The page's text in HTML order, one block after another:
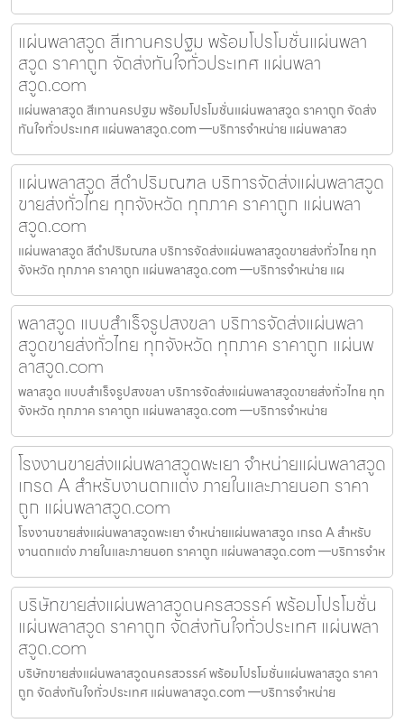
แผ่นพลาสวูด สีเทานครปฐม พร้อมโปรโมชั่นแผ่นพลา
สวูด ราคาถูก จัดส่งทันใจทั่วประเทศ แผ่นพลา
สวูด.com
แผ่นพลาสวูด สีเทานครปฐม พร้อมโปรโมชั่นแผ่นพลาสวูด ราคาถูก จัดส่ง
ทันใจทั่วประเทศ แผ่นพลาสวูด.com —บริการจำหน่าย แผ่นพลาสว
แผ่นพลาสวูด สีดำปริมณฑล บริการจัดส่งแผ่นพลาสวูด
ขายส่งทั่วไทย ทุกจังหวัด ทุกภาค ราคาถูก แผ่นพลา
สวูด.com
แผ่นพลาสวูด สีดำปริมณฑล บริการจัดส่งแผ่นพลาสวูดขายส่งทั่วไทย ทุก
จังหวัด ทุกภาค ราคาถูก แผ่นพลาสวูด.com —บริการจำหน่าย แผ
พลาสวูด แบบสำเร็จรูปสงขลา บริการจัดส่งแผ่นพลา
สวูดขายส่งทั่วไทย ทุกจังหวัด ทุกภาค ราคาถูก แผ่นพ
ลาสวูด.com
พลาสวูด แบบสำเร็จรูปสงขลา บริการจัดส่งแผ่นพลาสวูดขายส่งทั่วไทย ทุก
จังหวัด ทุกภาค ราคาถูก แผ่นพลาสวูด.com —บริการจำหน่าย
โรงงานขายส่งแผ่นพลาสวูดพะเยา จำหน่ายแผ่นพลาสวูด
เกรด A สำหรับงานตกแต่ง ภายในและภายนอก ราคา
ถูก แผ่นพลาสวูด.com
โรงงานขายส่งแผ่นพลาสวูดพะเยา จำหน่ายแผ่นพลาสวูด เกรด A สำหรับ
งานตกแต่ง ภายในและภายนอก ราคาถูก แผ่นพลาสวูด.com —บริการจำห
บริษัทขายส่งแผ่นพลาสวูดนครสวรรค์ พร้อมโปรโมชั่น
แผ่นพลาสวูด ราคาถูก จัดส่งทันใจทั่วประเทศ แผ่นพลา
สวูด.com
บริษัทขายส่งแผ่นพลาสวูดนครสวรรค์ พร้อมโปรโมชั่นแผ่นพลาสวูด ราคา
ถูก จัดส่งทันใจทั่วประเทศ แผ่นพลาสวูด.com —บริการจำหน่าย